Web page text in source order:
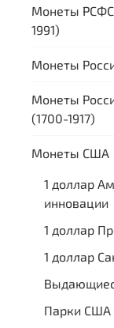
Монеты
1991)
Монеты
Монеты
(1700-1917)
Монеты США
1 доллар
инновации
1 доллар
1 доллар
Парки США